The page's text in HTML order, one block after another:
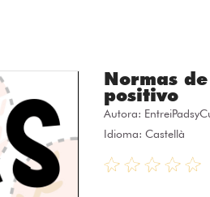
Normas
positivo
Autora:
Idioma: Castellà